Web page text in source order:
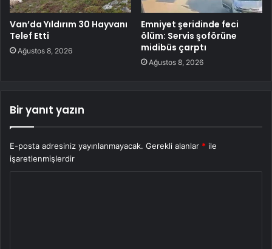
Van’da Yıldırım 30 Hayvanı
Telef Etti
Ağustos 8, 2026
Emniyet şeridinde feci
ölüm: Servis şoförüne
midibüs çarptı
Ağustos 8, 2026
Bir yanıt yazın
E-posta adresiniz yayınlanmayacak. Gerekli alanlar * ile
işaretlenmişlerdir